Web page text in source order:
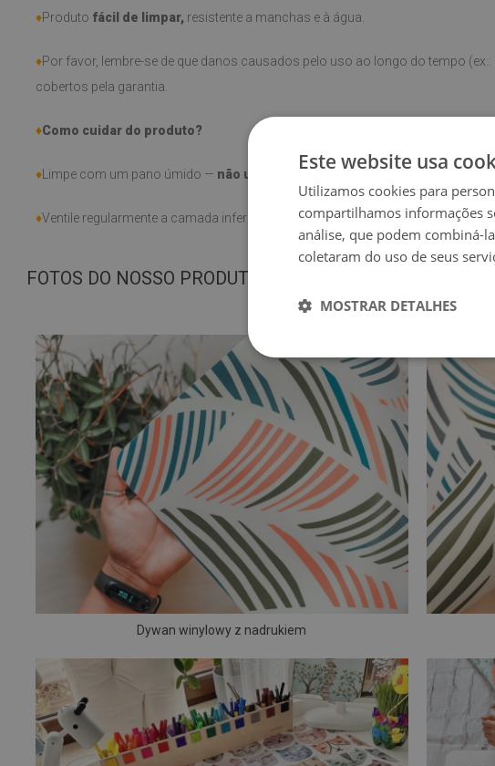
♦Produto fácil de limpar, resistente a manchas e à água.
♦Por favor, lembre-se de que danos causados pelo uso ao longo do tempo
cobertos pela garantia.
♦Como cuidar do produto?
♦Limpe com um pano úmido — não use produtos químicos agressivos.
♦Ventile regularmente a camada inferior da base.
FOTOS DO NOSSO PRODUTO
Dywan winylowy z nadrukiem
Este website usa
Utilizamos cookies para
compartilhamos informações
análise, que podem combiná-
coletaram do uso de seus
MOSTRAR DETALHES